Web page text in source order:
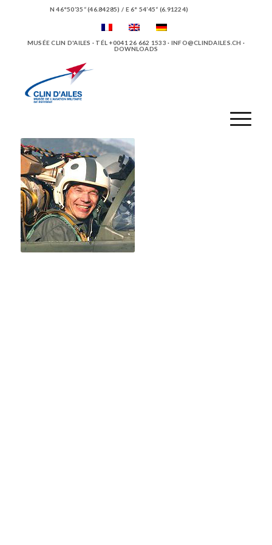
N 46°50’35“ (46.84285) / E 6° 54’45“ (6.91224)
MUSÉE CLIN D'AILES · TÉL +0041 26 662 1533 · INFO@CLINDAILES.CH ·
DOWNLOADS